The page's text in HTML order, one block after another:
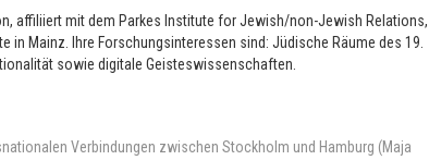
affiliiert mit dem Parkes Institute for Jewish/non-Jewish Relations,
Mainz. Ihre Forschungsinteressen sind: Jüdische Räume des 19.
sowie digitale Geisteswissenschaften.
Verbindungen zwischen Stockholm und Hamburg (Maja